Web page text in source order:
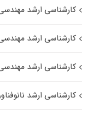
کارشناسی ارشد
کارشناسی ارشد
کارشناسی ارشد
کارشناسی ارشد